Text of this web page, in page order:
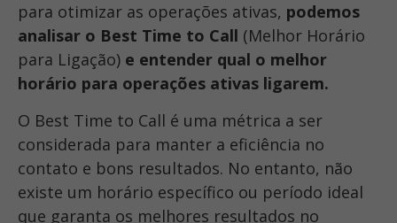
para otimizar as operações ativas, podemos
analisar o Best Time to Call (Melhor Horário
para Ligação) e entender qual o melhor
horário para operações ativas ligarem.
O Best Time to Call é uma métrica a ser
considerada para manter a eficiência no
contato e bons resultados. No entanto, não
existe um horário específico ou período ideal
que garanta os melhores resultados no